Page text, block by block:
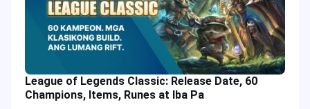
League of Legends Classic: Release Date, 60
Champions, Items, Runes at Iba Pa